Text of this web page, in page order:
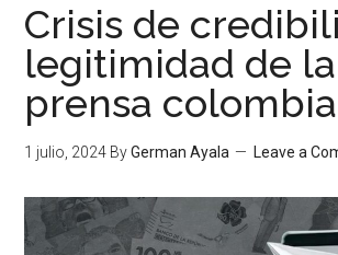
Crisis de
legitimidad de la
prensa
1 julio, 2024 ByGerman Ayala Leave a